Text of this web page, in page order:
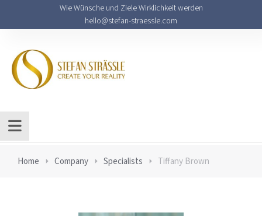
Wie Wünsche und Ziele Wirklichkeit werden
hello@stefan-straessle.com
Home Company Specialists Tiffany Brown